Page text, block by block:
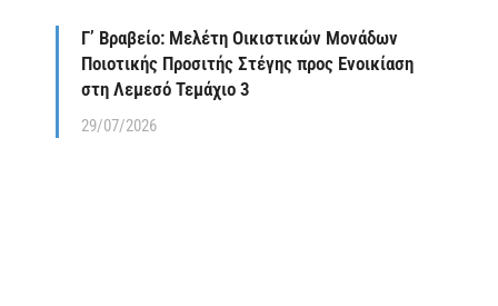
Γ’ Βραβείο: Μελέτη Οικιστικών Μονάδων
Ποιοτικής Προσιτής Στέγης προς Ενοικίαση
στη Λεμεσό Τεμάχιο 3
29/07/2026